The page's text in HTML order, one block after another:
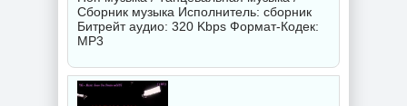
Сборник музыка Исполнитель: сборник
Битрейт аудио: 320 Kbps Формат-Кодек:
MP3